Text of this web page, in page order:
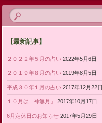
【最新記事】
２０２２年５月の占い 2022年5月6日
２０１９年８月の占い 2019年8月5日
平成３０年１月の占い 2017年12月22日
１０月は「神無月」 2017年10月17日
6月定休日のお知らせ 2017年5月29日